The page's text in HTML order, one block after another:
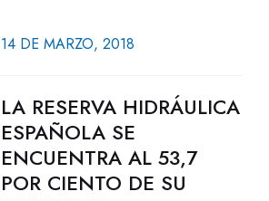
14 DE MARZO, 2018
LA RESERVA HIDRÁULICA
ESPAÑOLA SE
ENCUENTRA AL 53,7
POR CIENTO DE SU